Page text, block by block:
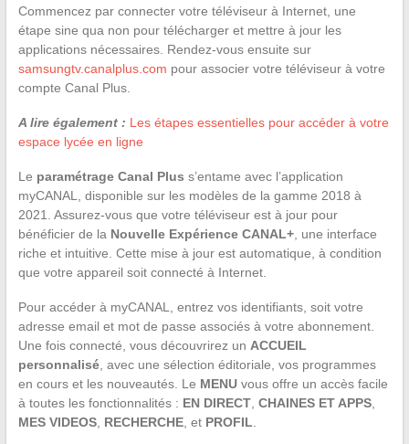
Commencez par connecter votre téléviseur à Internet, une
étape sine qua non pour télécharger et mettre à jour les
applications nécessaires. Rendez-vous ensuite sur
samsungtv.canalplus.com pour associer votre téléviseur à votre
compte Canal Plus.
A lire également : Les étapes essentielles pour accéder à votre
espace lycée en ligne
Le paramétrage Canal Plus s’entame avec l’application
myCANAL, disponible sur les modèles de la gamme 2018 à
2021. Assurez-vous que votre téléviseur est à jour pour
bénéficier de la Nouvelle Expérience CANAL+, une interface
riche et intuitive. Cette mise à jour est automatique, à condition
que votre appareil soit connecté à Internet.
Pour accéder à myCANAL, entrez vos identifiants, soit votre
adresse email et mot de passe associés à votre abonnement.
Une fois connecté, vous découvrirez un ACCUEIL
personnalisé, avec une sélection éditoriale, vos programmes
en cours et les nouveautés. Le MENUvous offre un accès facile
à toutes les fonctionnalités : EN DIRECT, CHAINES ET APPS,
MES VIDEOS, RECHERCHE, et PROFIL